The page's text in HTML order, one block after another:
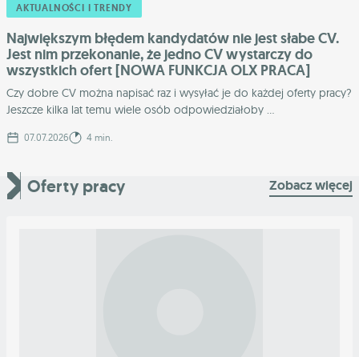
AKTUALNOŚCI I TRENDY
Największym błędem kandydatów nie jest słabe CV.
Jest nim przekonanie, że jedno CV wystarczy do
wszystkich ofert [NOWA FUNKCJA OLX PRACA]
Czy dobre CV można napisać raz i wysyłać je do każdej oferty pracy?
Jeszcze kilka lat temu wiele osób odpowiedziałoby ...
07.07.2026 4 min.
Oferty pracy Zobacz więcej